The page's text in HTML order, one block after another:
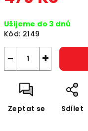
cena:
Ušijeme do 3 dnů
Kód: 2149
+
−
Zeptat se Sdílet